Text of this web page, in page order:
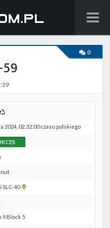
0
2024, 02:32:00 czasu polskiego
SLC-40
Pokaż
9 Block 5